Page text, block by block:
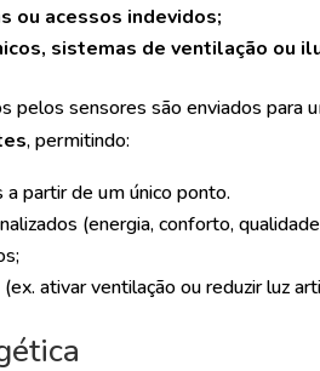
ou acessos indevidos;
sistemas de ventilação ou
pelos sensores são enviados para
, permitindo:
partir de um único ponto.
(energia, conforto,
ativar ventilação ou reduzir luz